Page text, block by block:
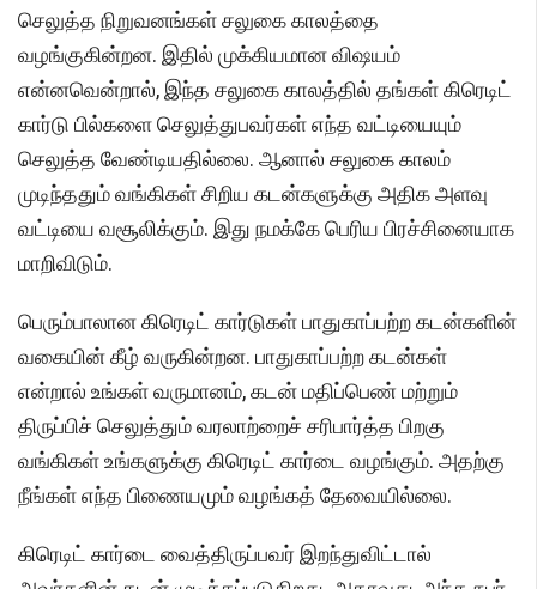
செலுத்த நிறுவனங்கள் சலுகை காலத்தை
வழங்குகின்றன. இதில் முக்கியமான விஷயம்
என்னவென்றால், இந்த சலுகை காலத்தில் தங்கள் கிரெடிட்
கார்டு பில்களை செலுத்துபவர்கள் எந்த வட்டியையும்
செலுத்த வேண்டியதில்லை. ஆனால் சலுகை காலம்
முடிந்ததும் வங்கிகள் சிறிய கடன்களுக்கு அதிக அளவு
வட்டியை வசூலிக்கும். இது நமக்கே பெரிய பிரச்சினையாக
மாறிவிடும்.
பெரும்பாலான கிரெடிட் கார்டுகள் பாதுகாப்பற்ற கடன்களின்
வகையின் கீழ் வருகின்றன. பாதுகாப்பற்ற கடன்கள்
என்றால் உங்கள் வருமானம், கடன் மதிப்பெண் மற்றும்
திருப்பிச் செலுத்தும் வரலாற்றைச் சரிபார்த்த பிறகு
வங்கிகள் உங்களுக்கு கிரெடிட் கார்டை வழங்கும். அதற்கு
நீங்கள் எந்த பிணையமும் வழங்கத் தேவையில்லை.
கிரெடிட் கார்டை வைத்திருப்பவர் இறந்துவிட்டால்